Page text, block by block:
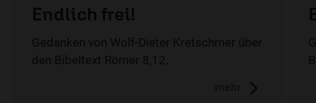
Endlich frei!
Gedanken von Wolf-Dieter Kretschmer über
den Bibeltext Römer 8,12.
mehr